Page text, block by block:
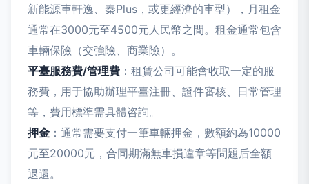
新能源車軒逸、秦Plus，或更經濟的車型），月租金
通常在3000元至4500元人民幣之間。租金通常包含
車輛保險（交強險、商業險）。
平臺服務費/管理費 ：租賃公司可能會收取一定的服
務費，用于協助辦理平臺注冊、證件審核、日常管理
等，費用標準需具體咨詢。
押金 ：通常需要支付一筆車輛押金，數額約為10000
元至20000元，合同期滿無車損違章等問題后全額
退還。